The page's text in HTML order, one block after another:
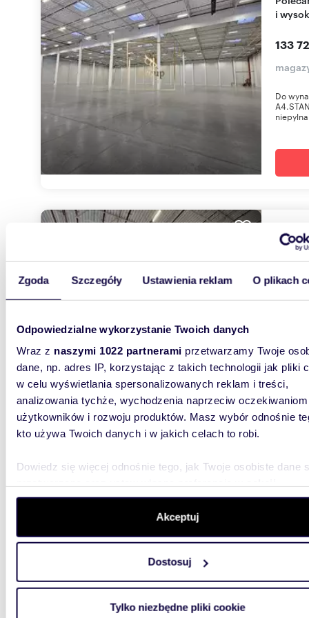
Zgoda Szczegóły Ustawienia reklam O plikach
Odpowiedzialne wykorzystanie Twoich danych
Wraz z naszymi 1022 partnerami przetwarzamy Twoje
dane, np. adres IP, korzystając z takich technologii jak pliki
w celu wyświetlania spersonalizowanych reklam i treści,
analizowania tychże, wychodzenia naprzeciw oczekiwaniom
użytkowników i rozwoju produktów. Masz wybór odnośnie
kto używa Twoich danych i w jakich celach to robi.
Dowiedz się więcej odnośnie tego, jak Twoje osobiste dane
szczegółów. W Deklaracji plików cookie możesz zmienić
wycofać swoją zgodę w dowolnej chwili.
aby oferować funkcje społecznościowe i analizować ruch w
witrynie. Informacje o tym, jak korzystasz z naszej witryny,
analitycznym. Partnerzy mogą połączyć te informacje z
Akceptuj
Dostosuj
Tylko niezbędne pliki cookie
i
133
Do
Do
Zapraszam do wynajmu nowoczesny magazyn 10
159